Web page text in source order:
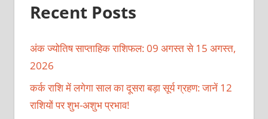
Recent Posts
अंक ज्योतिष साप्ताहिक राशिफल: 09 अगस्त से 15 अगस्त,
2026
कर्क राशि में लगेगा साल का दूसरा बड़ा सूर्य ग्रहण: जानें 12
राशियों पर शुभ-अशुभ प्रभाव!